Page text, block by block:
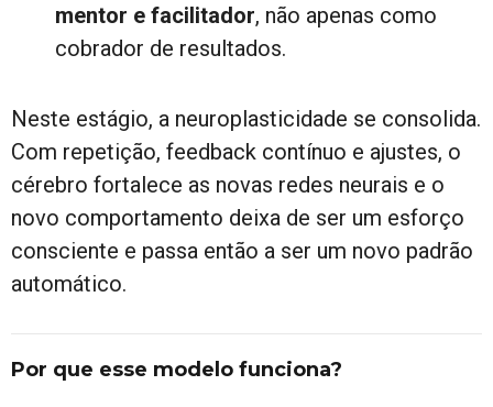
mentor e facilitador, não apenas como
cobrador de resultados.
Neste estágio, a neuroplasticidade se consolida.
Com repetição, feedback contínuo e ajustes, o
cérebro fortalece as novas redes neurais e o
novo comportamento deixa de ser um esforço
consciente e passa então a ser um novo padrão
automático.
Por que esse modelo funciona?